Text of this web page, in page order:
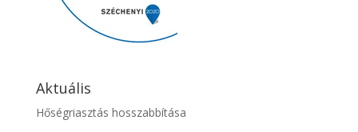
Aktuális
Hőségriasztás hosszabbítása